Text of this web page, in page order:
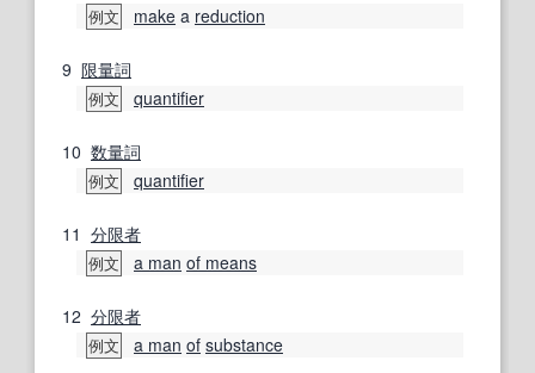
例文 make a reduction
9 限量詞
例文 quantifier
10 数量詞
例文 quantifier
11 分限者
例文 a man of means
12 分限者
例文 a man of substance